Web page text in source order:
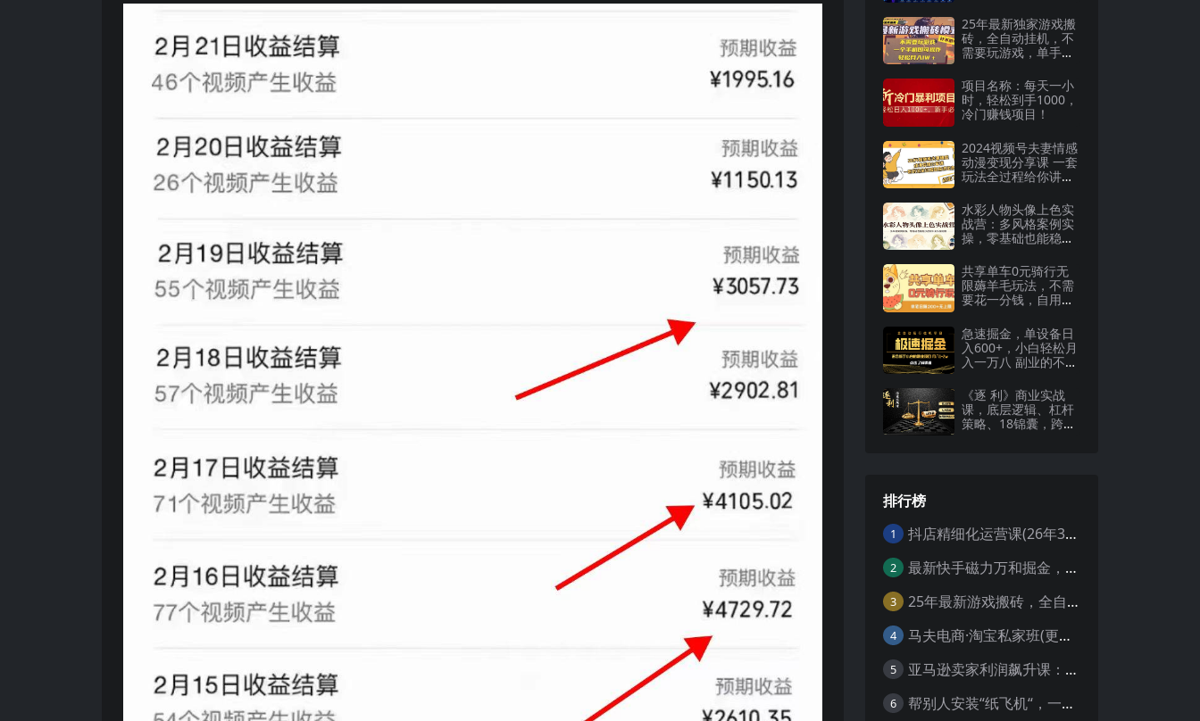
具【揭秘】
25年最新独家游戏搬
砖，全自动挂机，不
需要玩游戏，单手机
项目名称：每天一小
时，轻松到手1000，
冷门赚钱项目！
2024视频号夫妻情感
动漫变现分享课 一套
玩法全过程给你讲出
水彩人物头像上色实
战营：多风格案例实
操，零基础也能稳步
共享单车0元骑行无
限薅羊毛玩法，不需
要花一分钱，自用，
秘】
急速掘金，单设备日
入600+，小白轻松月
入一万八 副业的不二
《逐 利》商业实战
课，底层逻辑、杠杆
策略、18锦囊，跨周
排行榜
1 抖店精细化运营课(26年3月更新
2 最新快手磁力万和掘金，自动搬砖，轻松日入100-200，操作简单
3 25年最新游戏搬砖，全自动挂机，不需要玩游戏，单手机操作日入300+
4 马夫电商·淘宝私家班(更新3月)
5 亚马逊卖家利润飙升课：从品类成功公式到海王打法，让每个SKU都成爆款一路飙升(更新26年3月
6 帮别人安装“纸飞机“，一单赚10—30元不等：附：免费节点